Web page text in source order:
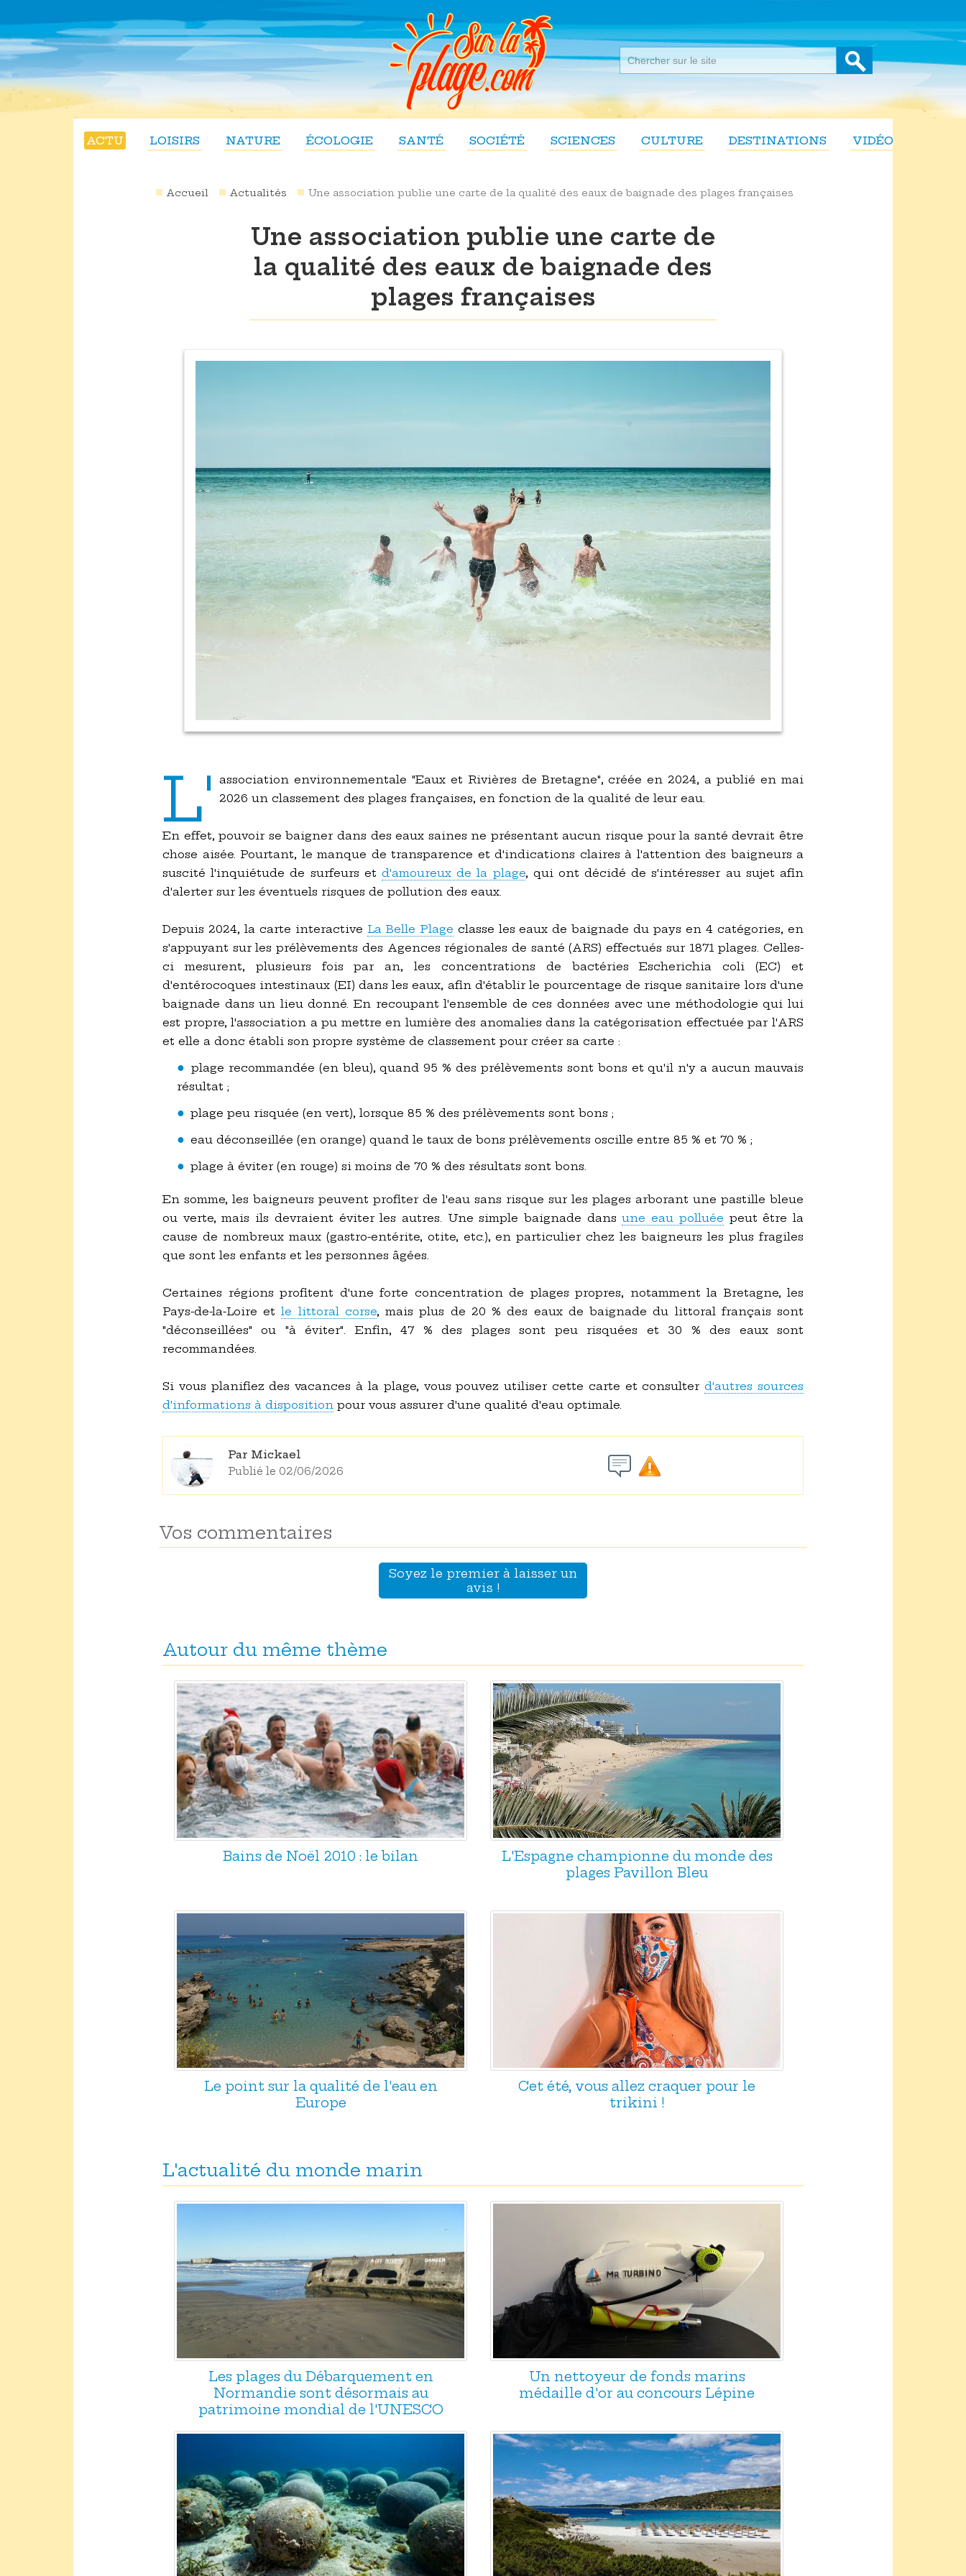
ACTU LOISIRS NATURE ÉCOLOGIE SANTÉ SOCIÉTÉ SCIENCES CULTURE DESTINATIONS VIDÉOS
Accueil Actualités Une association publie une carte de la qualité des eaux de baignade des plages françaises
Une association publie une carte de
la qualité des eaux de baignade des
plages françaises
L'
association environnementale "Eaux et Rivières de Bretagne", créée en 2024, a publié en mai
2026 un classement des plages françaises, en fonction de la qualité de leur eau.
En effet, pouvoir se baigner dans des eaux saines ne présentant aucun risque pour la santé devrait être
chose aisée. Pourtant, le manque de transparence et d'indications claires à l'attention des baigneurs a
suscité l'inquiétude de surfeurs et d'amoureux de la plage, qui ont décidé de s'intéresser au sujet afin
d'alerter sur les éventuels risques de pollution des eaux.
Depuis 2024, la carte interactive La Belle Plage classe les eaux de baignade du pays en 4 catégories, en
s'appuyant sur les prélèvements des Agences régionales de santé (ARS) effectués sur 1871 plages. Celles-
ci mesurent, plusieurs fois par an, les concentrations de bactéries Escherichia coli (EC) et
d'entérocoques intestinaux (EI) dans les eaux, afin d'établir le pourcentage de risque sanitaire lors d'une
baignade dans un lieu donné. En recoupant l'ensemble de ces données avec une méthodologie qui lui
est propre, l'association a pu mettre en lumière des anomalies dans la catégorisation effectuée par l'ARS
et elle a donc établi son propre système de classement pour créer sa carte :
plage recommandée (en bleu), quand 95 % des prélèvements sont bons et qu'il n'y a aucun mauvais
résultat ;
plage peu risquée (en vert), lorsque 85 % des prélèvements sont bons ;
eau déconseillée (en orange) quand le taux de bons prélèvements oscille entre 85 % et 70 % ;
plage à éviter (en rouge) si moins de 70 % des résultats sont bons.
En somme, les baigneurs peuvent profiter de l'eau sans risque sur les plages arborant une pastille bleue
ou verte, mais ils devraient éviter les autres. Une simple baignade dansune eau polluée peut être la
cause de nombreux maux (gastro-entérite, otite, etc.), en particulier chez les baigneurs les plus fragiles
que sont les enfants et les personnes âgées.
Certaines régions profitent d'une forte concentration de plages propres, notamment la Bretagne, les
Pays-de-la-Loire etle littoral corse, mais plus de 20 % des eaux de baignade du littoral français sont
"déconseillées" ou "à éviter". Enfin, 47 % des plages sont peu risquées et 30 % des eaux sont
recommandées.
Si vous planifiez des vacances à la plage, vous pouvez utiliser cette carte et consulterd'autres sources
d'informations à disposition pour vous assurer d'une qualité d'eau optimale.
Par Mickael
Publié le 02/06/2026
Vos commentaires
Soyez le premier à laisser un
avis !
Autour du même thème
Bains de Noël 2010 : le bilan
L'Espagne championne du monde des
plages Pavillon Bleu
Le point sur la qualité de l'eau en
Europe
Cet été, vous allez craquer pour le
trikini !
L'actualité du monde marin
Les plages du Débarquement en
Normandie sont désormais au
patrimoine mondial de l'UNESCO
Un nettoyeur de fonds marins
médaille d'or au concours Lépine